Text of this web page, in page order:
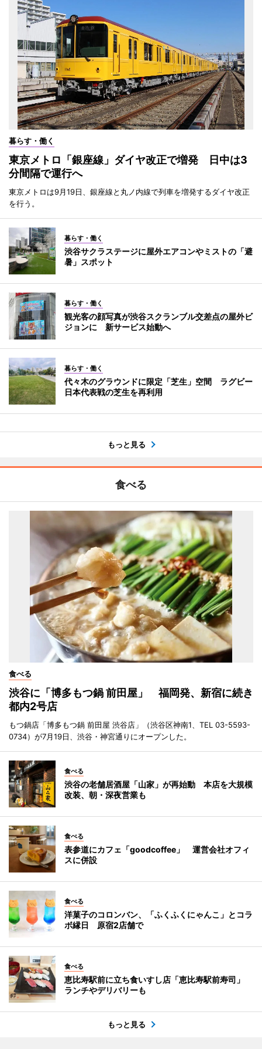
暮らす・働く
東京メトロ「銀座線」ダイヤ改正で増発 日中は3
分間隔で運行へ
東京メトロは9月19日、銀座線と丸ノ内線で列車を増発するダイヤ改正
を行う。
暮らす・働く
渋谷サクラステージに屋外エアコンやミストの「避
暑」スポット
暮らす・働く
観光客の顔写真が渋谷スクランブル交差点の屋外ビ
ジョンに 新サービス始動へ
暮らす・働く
代々木のグラウンドに限定「芝生」空間 ラグビー
日本代表戦の芝生を再利用
もっと見る
食べる
食べる
渋谷に「博多もつ鍋 前田屋」 福岡発、新宿に続き
都内2号店
もつ鍋店「博多もつ鍋 前田屋 渋谷店」（渋谷区神南1、TEL 03-5593-
0734）が7月19日、渋谷・神宮通りにオープンした。
食べる
渋谷の老舗居酒屋「山家」が再始動 本店を大規模
改装、朝・深夜営業も
食べる
表参道にカフェ「goodcoffee」 運営会社オフィ
スに併設
食べる
洋菓子のコロンバン、「ふくふくにゃんこ」とコラ
ボ縁日 原宿2店舗で
食べる
恵比寿駅前に立ち食いすし店「恵比寿駅前寿司」
ランチやデリバリーも
もっと見る